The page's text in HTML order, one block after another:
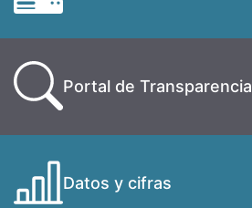
Portal de Transparencia
Datos y cifras